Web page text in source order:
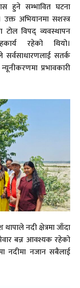
हुने सम्भावित घटना
अभियानमा सशस्त्र
टोल विपद् व्यवस्थापन
रहेको थियो।
सतर्क
प्रभावकारी
नदी क्षेत्रमा जाँदा
बन्न आवश्यक रहेको
नदीमा नजान सबैलाई